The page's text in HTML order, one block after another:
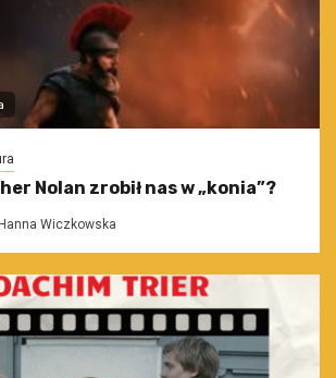
Nolan zrobił nas w „konia”?
Hanna Wiczkowska